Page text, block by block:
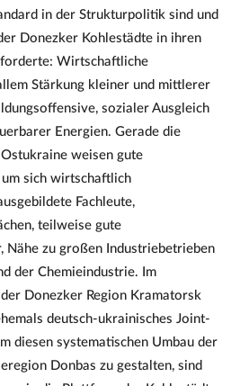
in der Strukturpolitik sind und
Donezker Kohlestädte in ihren
Wirtschaftliche
Stärkung kleiner und mittlerer
sozialer Ausgleich
Energien. Gerade die
weisen gute
sich wirtschaftlich
Fachleute,
teilweise gute
Nähe zu großen Industriebetrieben
der Chemieindustrie. Im
Donezker Region Kramatorsk
deutsch-ukrainisches Joint-
diesen systematischen Umbau der
Donbas zu gestalten, sind